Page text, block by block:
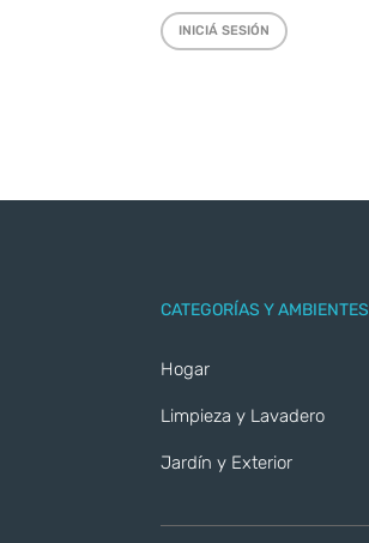
INICIÁ SESIÓN
CATEGORÍAS Y AMBIENTES
Hogar
Limpieza y Lavadero
Jardín y Exterior